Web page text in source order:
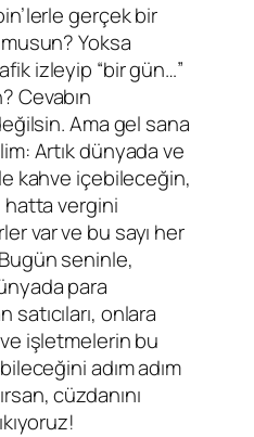
gerçek bir
Yoksa
izleyip “bir gün…”
Cevabın
Ama gel sana
Artık dünyada ve
kahve içebileceğin,
vergini
var ve bu sayı her
seninle,
para
onlara
ve işletmelerin bu
adım adım
cüzdanını